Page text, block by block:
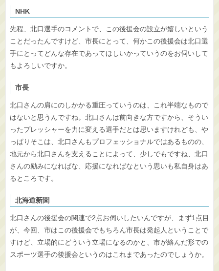
NHK
先程、北口選手のコメントで、この後援会の設立が嬉しいという
ことだったんですけど、市長にとって、何かこの後援会は北口選
手にとってどんな存在であってほしいかっていうのをお伺いして
もよろしいですか。
市長
北口さんの肩にのしかかる重圧っていうのは、これ半端なもので
はないと思うんですね。北口さんは前向きな方ですから、そうい
ったプレッシャーを力に変える選手だとは思いますけれども、や
っぱりそこは、北口さんもプロフェッショナルではあるものの、
地元から北口さんを支えることによって、少しでもですね、北口
さんの励みになればな、応援になればなという思いも私自身はあ
るところです。
北海道新聞
北口さんの後援会の関連で2点お伺いしたいんですが、まず1点目
が、今回、市はこの後援会でもちろん市長は発起人ということで
すけど、立場的にどういう立場になるのかと、市が絡んだ形での
スポーツ選手の後援会というのはこれまであったのでしょうか。